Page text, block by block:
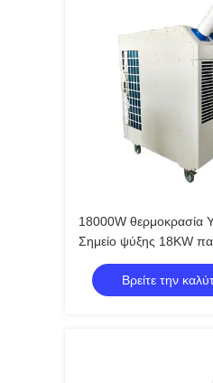
18000W θερμοκρασία
Σημείο ψύξης 18KW
εξαερισμού βιομηχανικό
Βρείτε την